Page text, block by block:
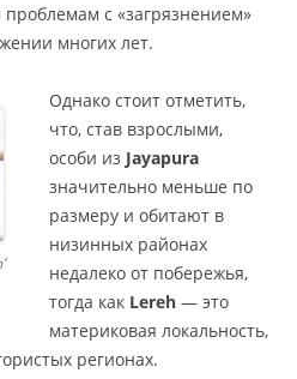
с «загрязнением»
многих лет.
Однако стоит отметить,
что, став взрослыми,
особи из Jayapura
значительно меньше по
размеру и обитают в
низинных районах
недалеко от побережья,
тогда как Lereh — это
материковая локальность,
регионах.